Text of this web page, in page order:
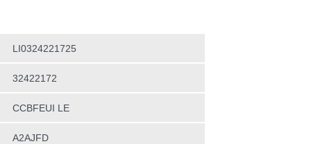
LI0324221725
32422172
CCBFEUI LE
A2AJFD